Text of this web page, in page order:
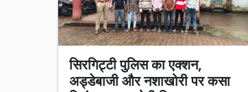
सिरगिट्टी पुलिस का एक्शन,
अड्डेबाजी और नशाखोरी पर कसा